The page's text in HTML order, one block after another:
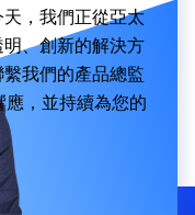
，我們正從亞太
、創新的解決方
繫我們的產品總監
，並持續為您的